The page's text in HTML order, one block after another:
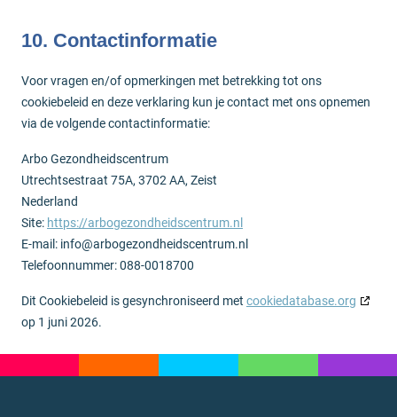
10. Contactinformatie
Voor vragen en/of opmerkingen met betrekking tot ons
cookiebeleid en deze verklaring kun je contact met ons opnemen
via de volgende contactinformatie:
Arbo Gezondheidscentrum
Utrechtsestraat 75A, 3702 AA, Zeist
Nederland
Site: https://arbogezondheidscentrum.nl
E-mail: info@arbogezondheidscentrum.nl
Telefoonnummer: 088-0018700
Dit Cookiebeleid is gesynchroniseerd met cookiedatabase.org
op 1 juni 2026.